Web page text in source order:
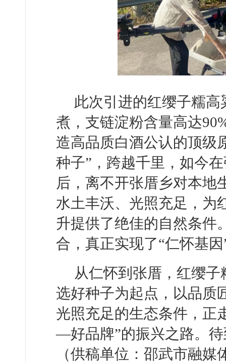
此次引进的红缨子糯
煮，支链淀粉含量高达
造高品质白酒公认的顶级
种子”，跨越千里，如今
后，离不开张厝乡对本地
水土丰沃、光照充足，为
升提供了绝佳的自然条件
合，真正实现了“仁怀基
从仁怀到张厝，红缨
选好种子为起点，以品质
光照充足的生态条件，
—好品牌”的振兴之路。
（供稿单位：邵武市融